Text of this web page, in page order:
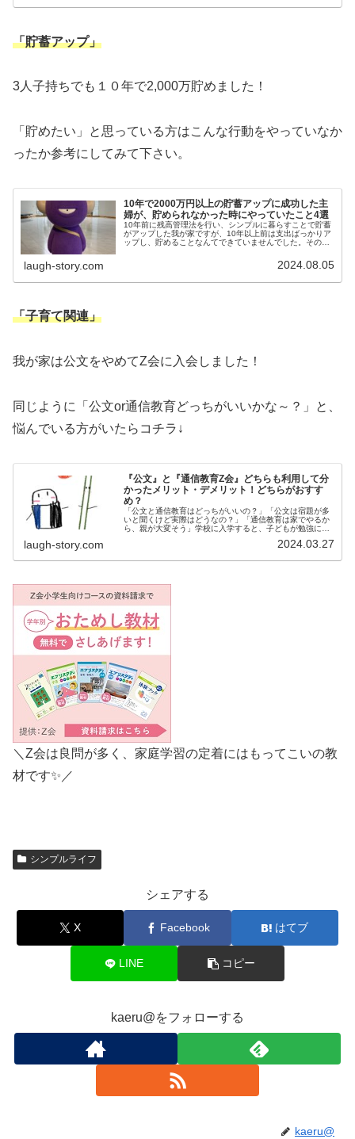
「貯蓄アップ」
3人子持ちでも１０年で2,000万貯めました！
「貯めたい」と思っている方はこんな行動をやっていなか
ったか参考にしてみて下さい。
10年で2000万円以上の貯蓄アップに成功した主
婦が、貯められなかった時にやっていたこと4選
10年前に残高管理法を行い、シンプルに暮らすことで貯蓄
がアップした我が家ですが、10年以上前は支出ばっかりア
ップし、貯めることなんてできていませんでした。その時
laugh-story.com 2024.08.05
「子育て関連」
我が家は公文をやめてZ会に入会しました！
同じように「公文or通信教育どっちがいいかな～？」と、
悩んでいる方がいたらコチラ↓
『公文』と『通信教育Z会』どちらも利用して分
かったメリット・デメリット！どちらがおすす
め？
「公文と通信教育はどっちがいいの？」「公文は宿題が多
いと聞くけど実際はどうなの？」「通信教育は家でやるか
ら、親が大変そう」学校に入学すると、子どもが勉強につ
laugh-story.com 2024.03.27
＼Z会は良問が多く、家庭学習の定着にはもってこいの教
材です✨／
シンプルライフ
シェアする
X Facebook はてブ
LINE コピー
kaeru@をフォローする
kaeru@